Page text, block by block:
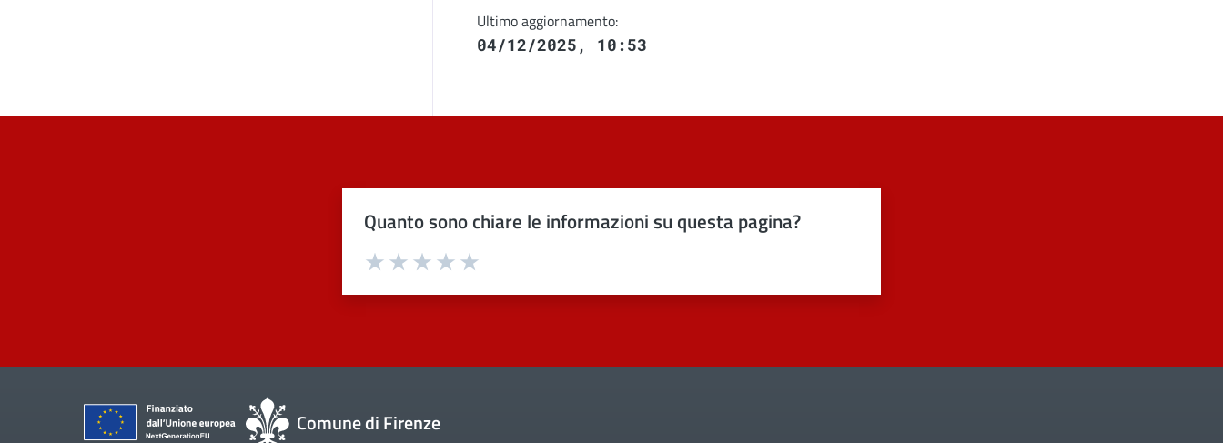
Ultimo aggiornamento:
04/12/2025, 10:53
Quanto sono chiare le informazioni su questa pagina?
Valuta 4 stelle su 5
Valuta 3 stelle su 5
Valuta 2 stelle su 5
Valuta 1 stelle su 5
Comune di Firenze